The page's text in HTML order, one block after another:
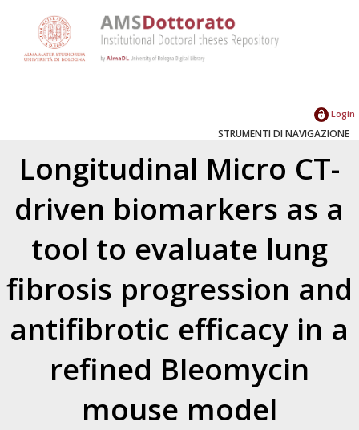
Login
STRUMENTI DI NAVIGAZIONE
Longitudinal Micro CT-
driven biomarkers as a
tool to evaluate lung
fibrosis progression and
antifibrotic efficacy in a
refined Bleomycin
mouse model